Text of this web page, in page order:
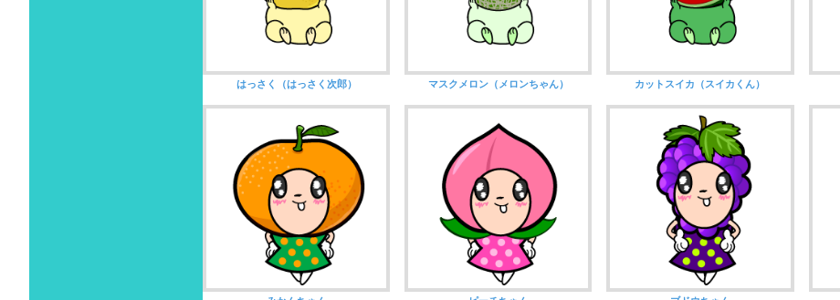
はっさく（はっさく次郎） マスクメロン（メロンちゃん） カットスイカ（スイカくん）